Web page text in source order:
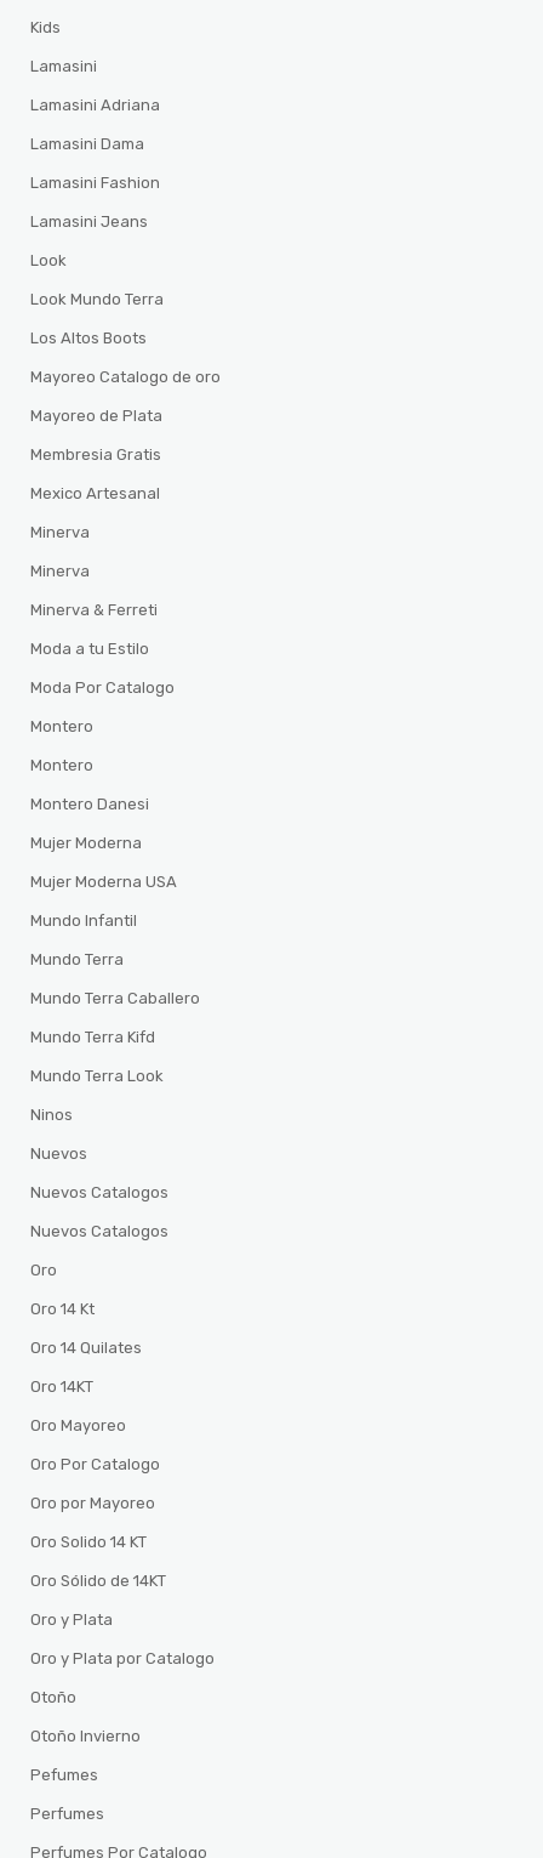
Kids
Lamasini
Lamasini Adriana
Lamasini Dama
Lamasini Fashion
Lamasini Jeans
Look
Look Mundo Terra
Los Altos Boots
Mayoreo Catalogo de oro
Mayoreo de Plata
Membresia Gratis
Mexico Artesanal
Minerva
Minerva
Minerva & Ferreti
Moda a tu Estilo
Moda Por Catalogo
Montero
Montero
Montero Danesi
Mujer Moderna
Mujer Moderna USA
Mundo Infantil
Mundo Terra
Mundo Terra Caballero
Mundo Terra Kifd
Mundo Terra Look
Ninos
Nuevos
Nuevos Catalogos
Nuevos Catalogos
Oro
Oro 14 Kt
Oro 14 Quilates
Oro 14KT
Oro Mayoreo
Oro Por Catalogo
Oro por Mayoreo
Oro Solido 14 KT
Oro Sólido de 14KT
Oro y Plata
Oro y Plata por Catalogo
Otoño
Otoño Invierno
Pefumes
Perfumes
Perfumes Por Catalogo